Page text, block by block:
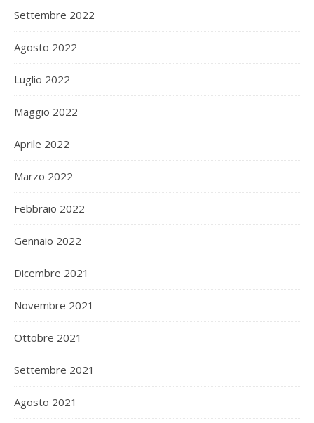
Settembre 2022
Agosto 2022
Luglio 2022
Maggio 2022
Aprile 2022
Marzo 2022
Febbraio 2022
Gennaio 2022
Dicembre 2021
Novembre 2021
Ottobre 2021
Settembre 2021
Agosto 2021